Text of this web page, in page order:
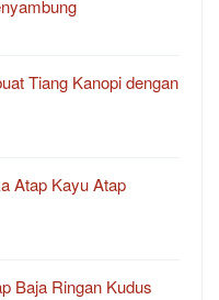
Tiang Kanopi dengan
Atap Kayu Atap
Baja Ringan Kudus